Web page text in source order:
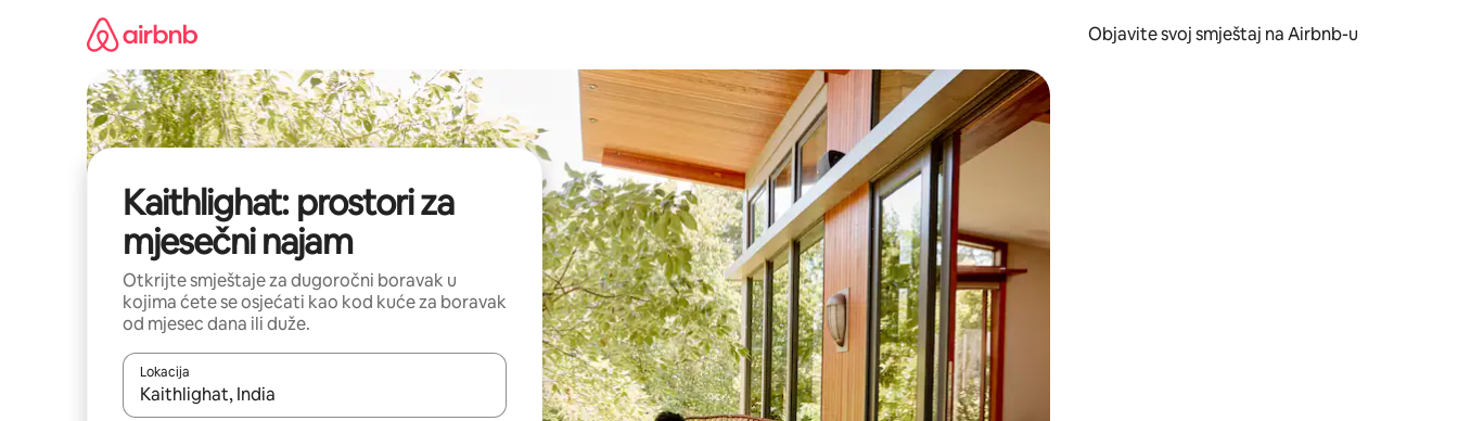
Objavite svoj smještaj na Airbnb-u
Kaithlighat: prostori za
mjesečni najam
Otkrijte smještaje za dugoročni boravak u
kojima ćete se osjećati kao kod kuće za boravak
od mjesec dana ili duže.
Lokacija
Kad su rezultati dostupni, možete da se krećete kroz njih pomoću strelica nagore i nadolje, kao i da ih istražujte dodirom ili prevlačenjem.